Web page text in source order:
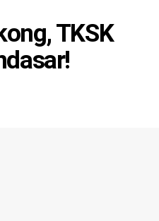
TKSK